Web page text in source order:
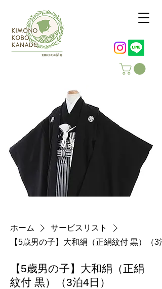
ホーム
サービスリスト
【5歳男の子】大和絹（正絹紋付 黒）（3
【5歳男の子】大和絹（正絹
紋付 黒）（3泊4日）